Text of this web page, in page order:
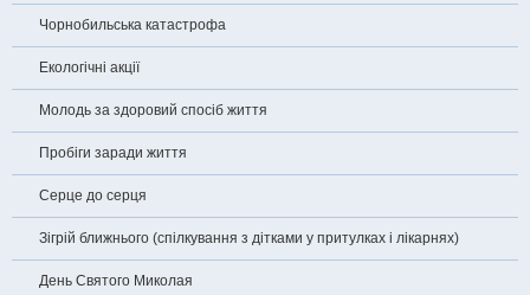
Чорнобильська катастрофа
Екологічні акції
Молодь за здоровий спосіб життя
Пробіги заради життя
Серце до серця
Зігрій ближнього (спілкування з дітками у притулках і лікарнях)
День Святого Миколая